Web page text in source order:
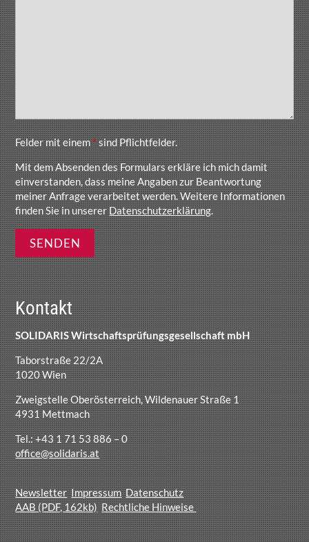
Felder mit einem*sind Pflichtfelder.
Mit dem Absenden des Formulars erkläre ich mich damit
einverstanden, dass meine Angaben zur Beantwortung
meiner Anfrage verarbeitet werden. Weitere Informationen
finden Sie in unsererDatenschutzerklärung.
Kontakt
SOLIDARIS Wirtschaftsprüfungsgesellschaft mbH
Taborstraße 22/2A
1020 Wien
Zweigstelle Oberösterreich, Wildenauer Straße 1
4931 Mettmach
Tel.: +43 1 71 53 886 – 0
office@solidaris.at
Newsletter Impressum Datenschutz
AAB (PDF, 162kb) Rechtliche Hinweise